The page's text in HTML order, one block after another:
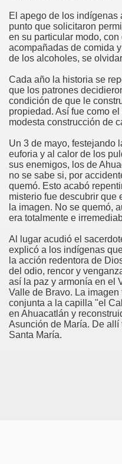
El apego de los indígenas
punto que solicitaron
en su particular modo,
acompañadas de comida
de los alcoholes, se
Cada año la historia se
que los patrones
condición de que le
propiedad. Así fue como
modesta construcción de
Un 3 de mayo, festejando
euforia y al calor de los
sus enemigos, los de
no se sabe si, por
quemó. Esto acabó
misterio fue descubrir que
la imagen. No se quemó,
era totalmente e
Al lugar acudió el
explicó a los indígenas
la acción redentora de
del odio, rencor y
así la paz y armonía en el
Valle de Bravo. La
conjunta a la capilla "el
en Ahuacatlán y
Asunción de María. De
Santa María.
chino